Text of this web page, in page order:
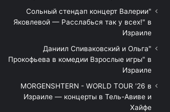
"Сольный стендап концерт Валерии
Яковлевой — Расслабься так у всех!" в
Израиле
"Даниил Спиваковский и Ольга
Прокофьева в комедии Взрослые игры" в
Израиле
MORGENSHTERN - WORLD TOUR '26 в
Израиле — концерты в Тель-Авиве и
Хайфе